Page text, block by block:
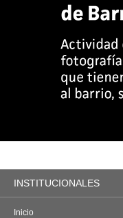
INSTITUCIONALES
Inicio